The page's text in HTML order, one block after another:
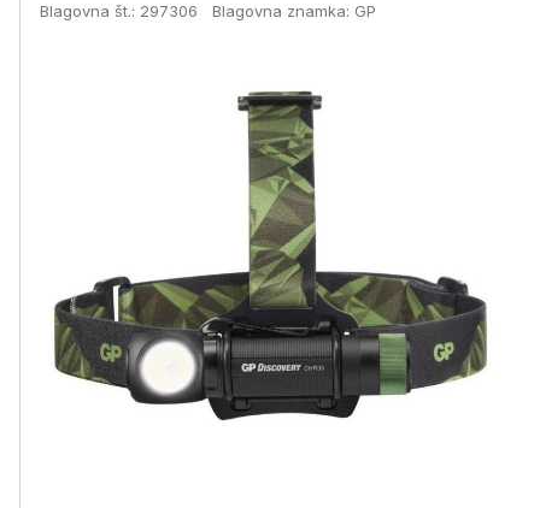
Blagovna št.: 297306 Blagovna znamka: GP